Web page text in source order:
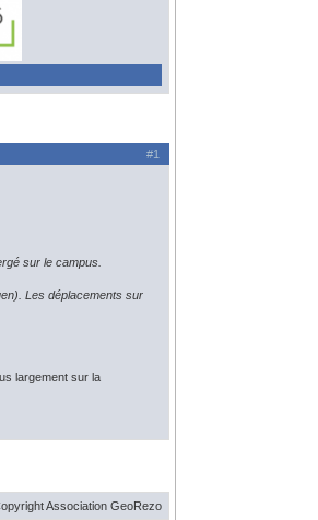
#1
sur le campus.
Les déplacements sur
largement sur la
Association GeoRezo